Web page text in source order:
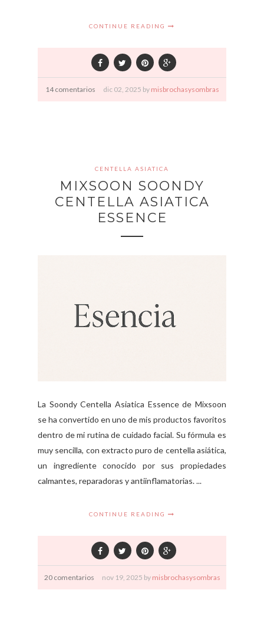
CONTINUE READING
14 comentarios dic 02, 2025 by misbrochasysombras
CENTELLA ASIATICA
MIXSOON SOONDY
CENTELLA ASIATICA
ESSENCE
La Soondy Centella Asiatica Essence de Mixsoon
se ha convertido en uno de mis productos favoritos
dentro de mi rutina de cuidado facial. Su fórmula es
muy sencilla, con extracto puro de centella asiática,
un ingrediente conocido por sus propiedades
calmantes, reparadoras y antiinflamatorias. ...
CONTINUE READING
20 comentarios nov 19, 2025 by misbrochasysombras